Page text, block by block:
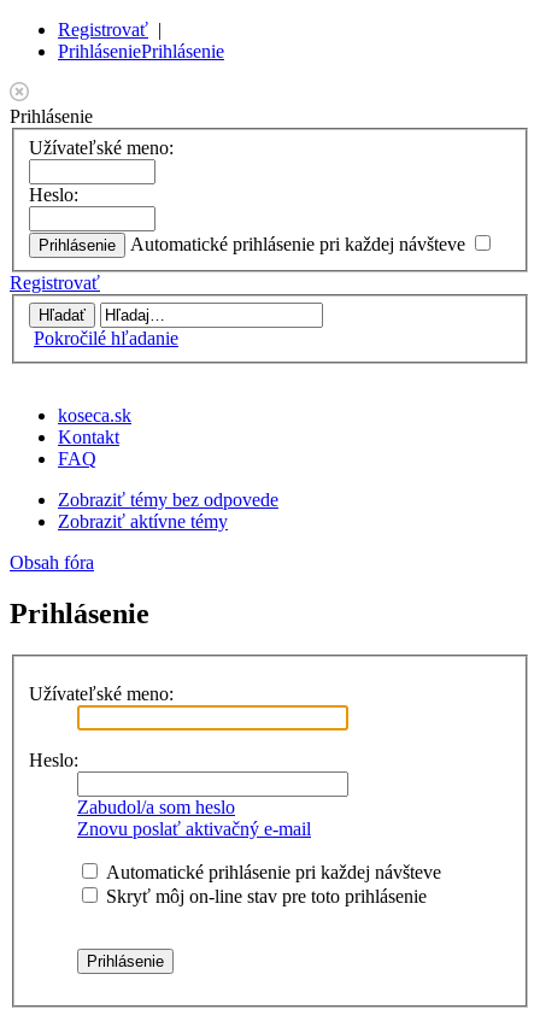
Registrovať |
PrihláseniePrihlásenie
Prihlásenie
Užívateľské meno:
Heslo:
Automatické prihlásenie pri každej návšteve
Registrovať
Pokročilé hľadanie
koseca.sk
Kontakt
FAQ
Zobraziť témy bez odpovede
Zobraziť aktívne témy
Obsah fóra
Prihlásenie
Užívateľské meno:
Heslo:
Zabudol/a som heslo
Znovu poslať aktivačný e-mail
Automatické prihlásenie pri každej návšteve
Skryť môj on-line stav pre toto prihlásenie